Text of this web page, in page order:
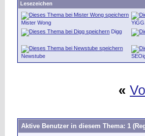
Lesezeichen
Mister Wong
Digg
Newstube
«
Aktive Benutzer in diesem Thema: 1